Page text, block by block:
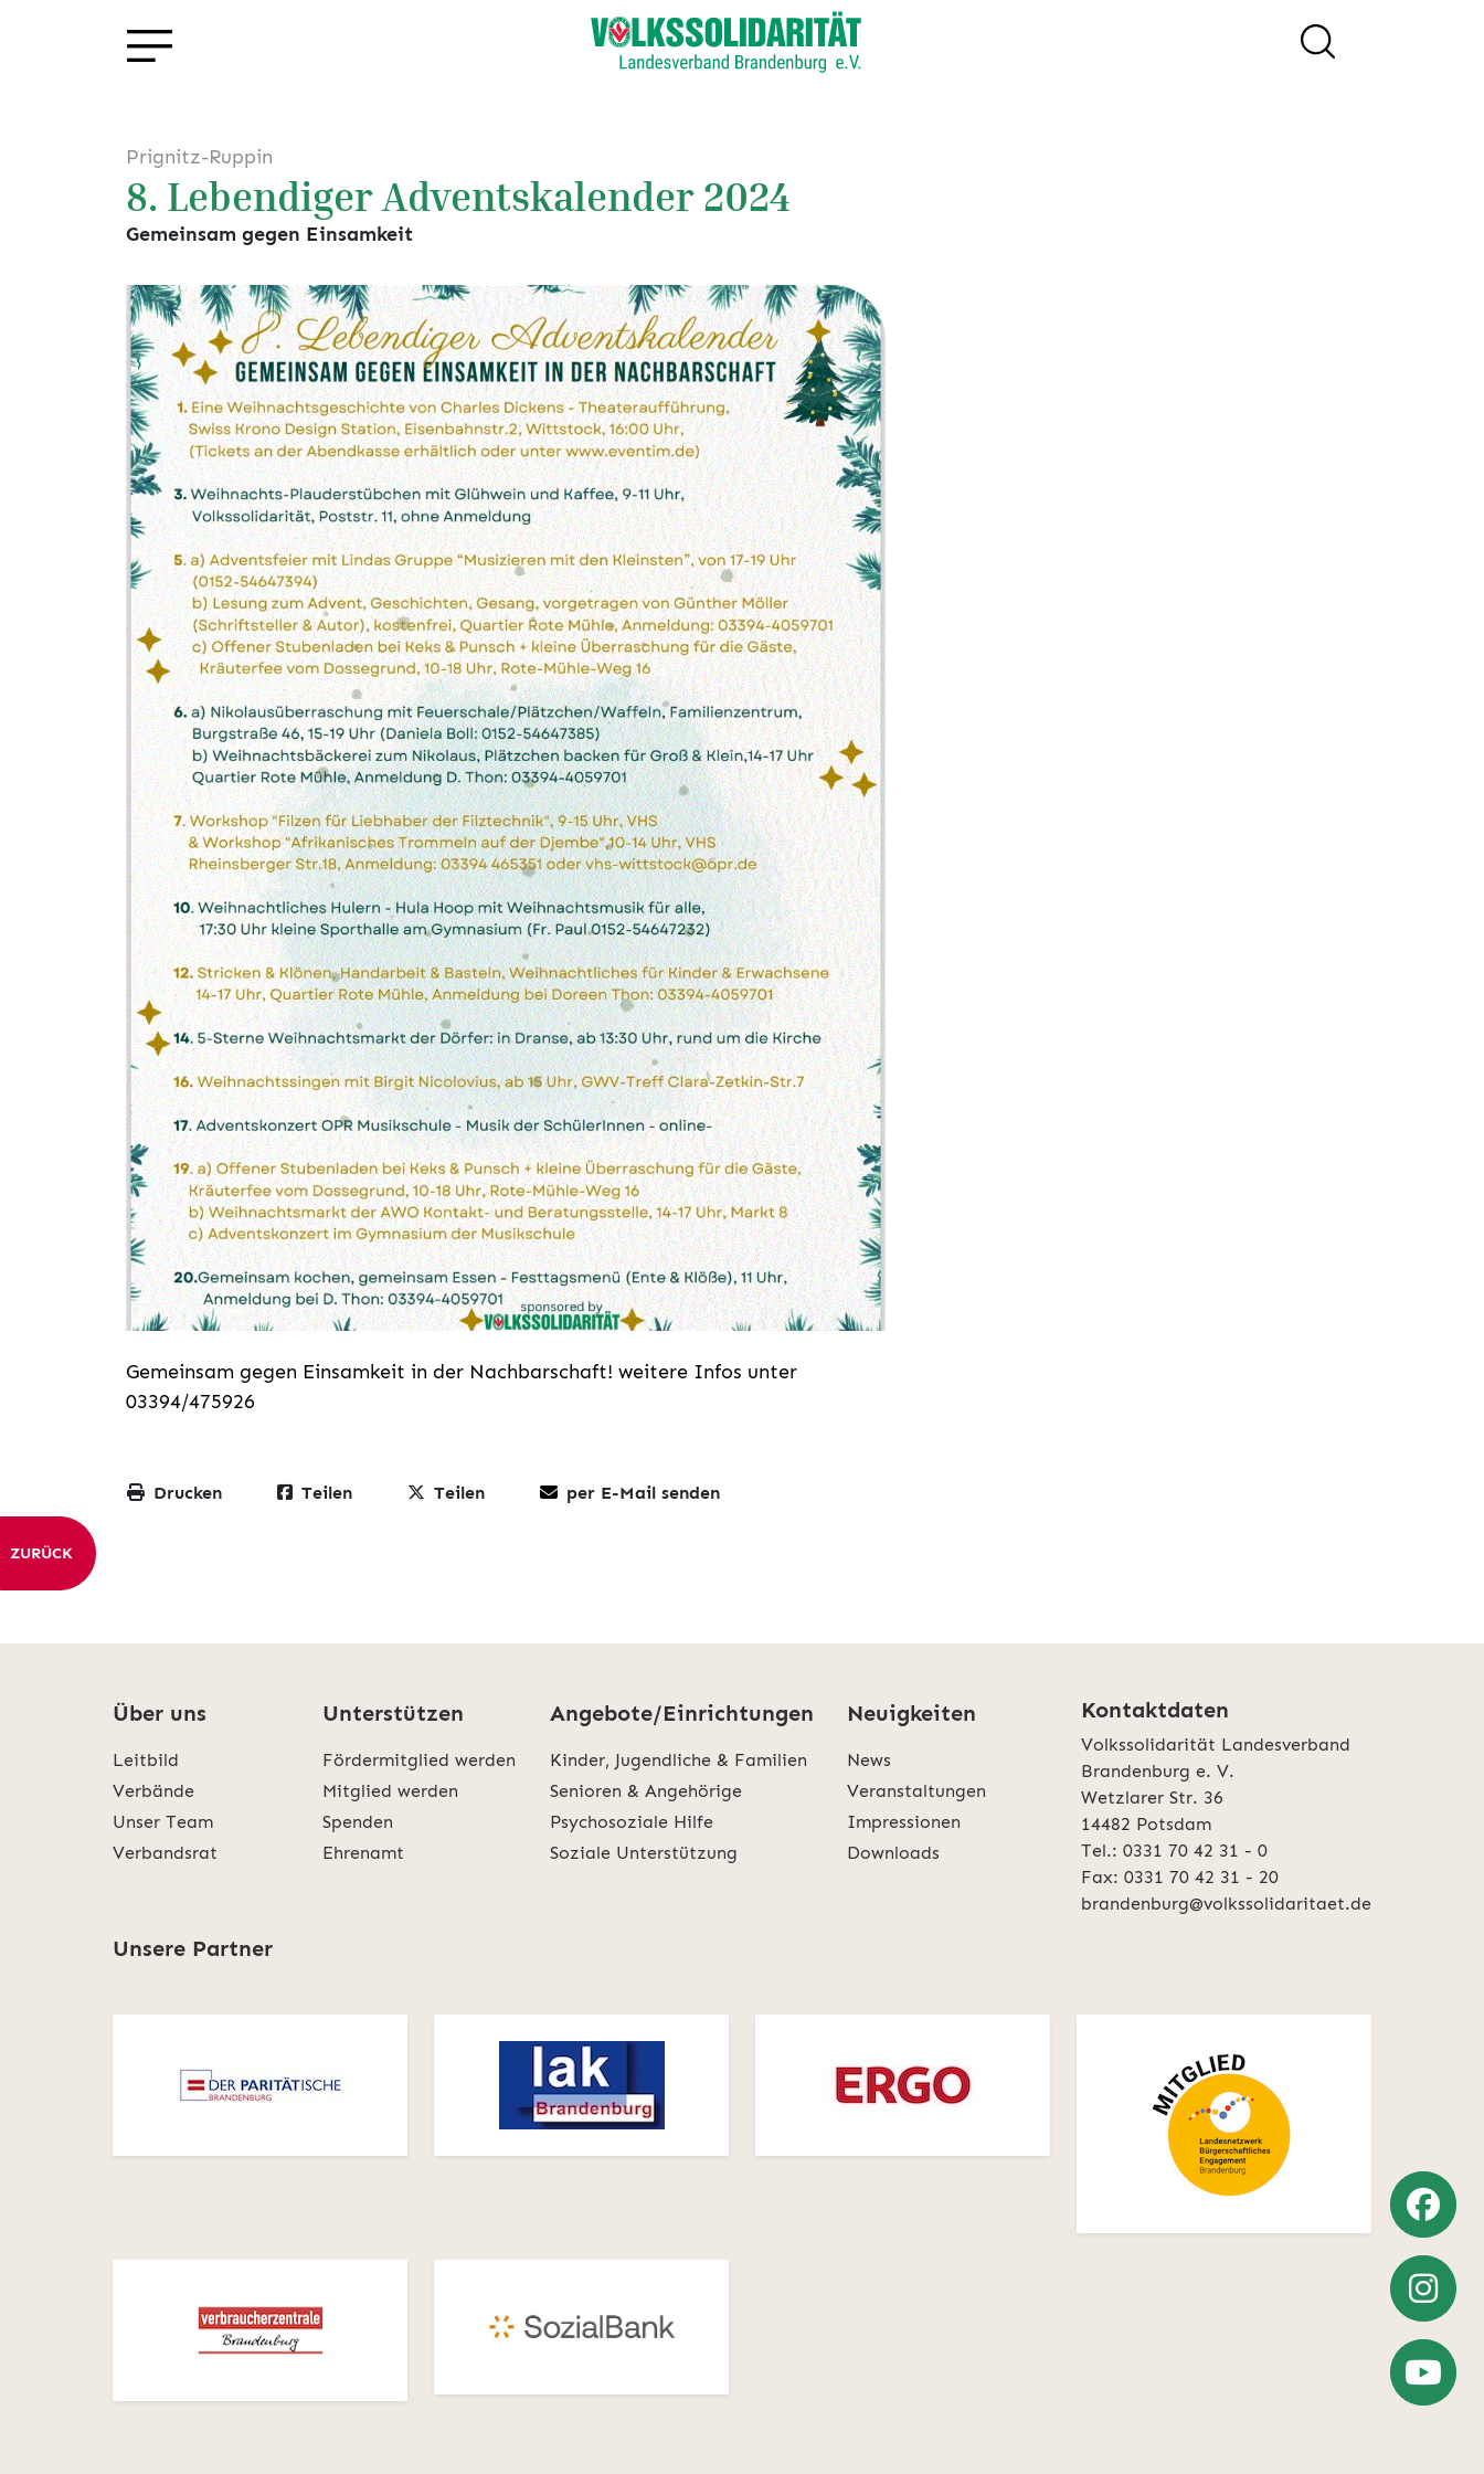
Prignitz-Ruppin
8. Lebendiger Adventskalender 2024
Gemeinsam gegen Einsamkeit
Gemeinsam gegen Einsamkeit in der Nachbarschaft! weitere Infos unter
03394/475926
Drucken Teilen Teilen per E-Mail senden
ZURÜCK
Über uns
Leitbild
Verbände
Unser Team
Verbandsrat
Unterstützen
Fördermitglied werden
Mitglied werden
Spenden
Ehrenamt
Angebote/Einrichtungen
Kinder, Jugendliche & Familien
Senioren & Angehörige
Psychosoziale Hilfe
Soziale Unterstützung
Neuigkeiten
News
Veranstaltungen
Impressionen
Downloads
Kontaktdaten
Volkssolidarität Landesverband
Brandenburg e. V.
Wetzlarer Str. 36
14482 Potsdam
Tel.: 0331 70 42 31 - 0
Fax: 0331 70 42 31 - 20
brandenburg@volkssolidaritaet.de
Unsere Partner
Weiter
zu
Facebook
Weiter